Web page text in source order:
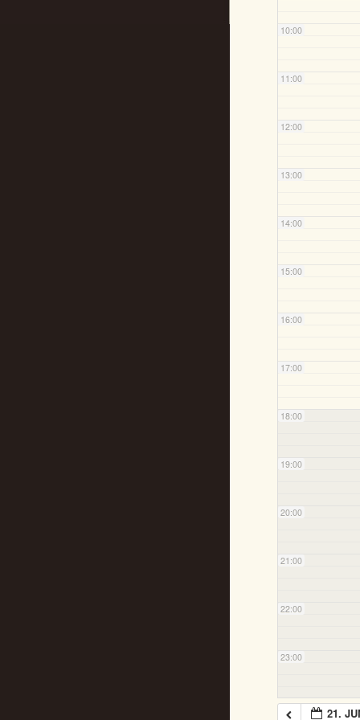
10:00
11:00
12:00
13:00
14:00
15:00
16:00
17:00
18:00
19:00
20:00
21:00
22:00
23:00
21.